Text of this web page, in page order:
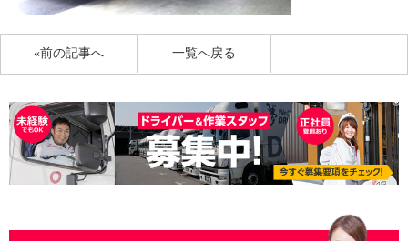
«前の記事へ 一覧へ戻る